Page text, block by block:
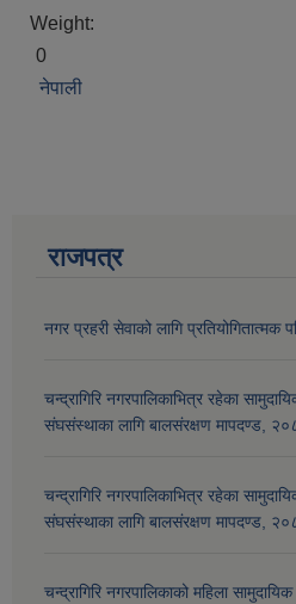
Weight:
0
नेपाली
राजपत्र
नगर प्रहरी सेवाको लागि प्रतियोगितात्मक
चन्द्रागिरि नगरपालिकाभित्र रहेका
संघसंस्थाका लागि बालसंरक्षण मापदण्ड,
चन्द्रागिरि नगरपालिकाभित्र रहेका
संघसंस्थाका लागि बालसंरक्षण मापदण्ड,
चन्द्रागिरि नगरपालिकाको महिला